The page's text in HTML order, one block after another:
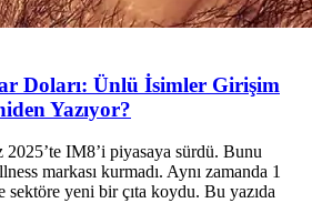
Doları: Ünlü İsimler Girişim
Yazıyor?
IM8’i piyasaya sürdü. Bunu
markası kurmadı. Aynı zamanda 1
yeni bir çıta koydu. Bu yazıda